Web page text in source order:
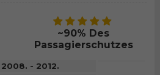
~90% Des
Passagierschutzes
2008. - 2012.